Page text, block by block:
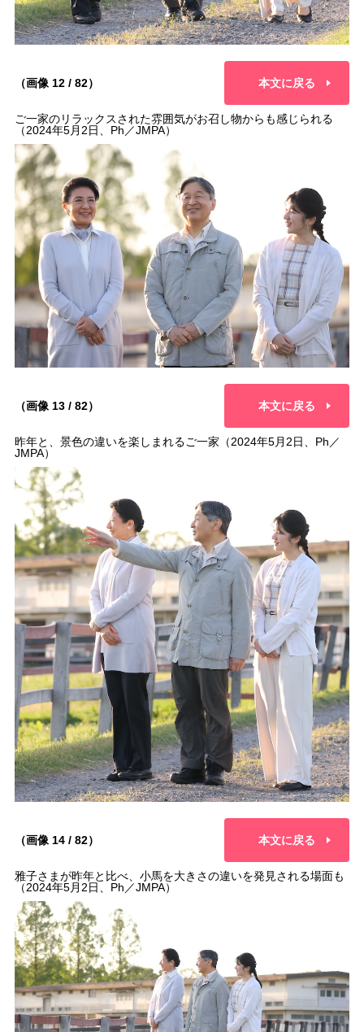
（画像 12 / 82） 本文に戻る
ご一家のリラックスされた雰囲気がお召し物からも感じられる
（2024年5月2日、Ph／JMPA）
（画像 13 / 82） 本文に戻る
昨年と、景色の違いを楽しまれるご一家（2024年5月2日、Ph／
JMPA）
（画像 14 / 82） 本文に戻る
雅子さまが昨年と比べ、小馬を大きさの違いを発見される場面も
（2024年5月2日、Ph／JMPA）